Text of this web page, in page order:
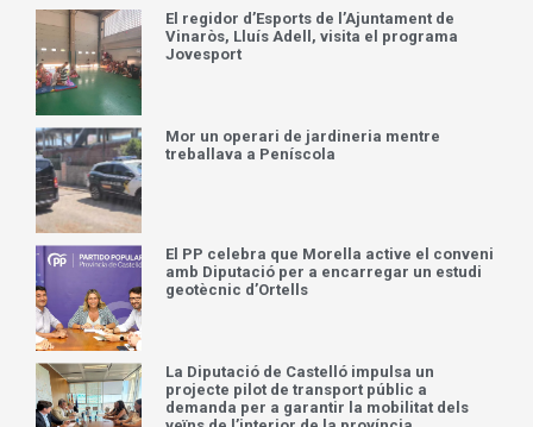
El regidor d’Esports de l’Ajuntament de
Vinaròs, Lluís Adell, visita el programa
Jovesport
Mor un operari de jardineria mentre
treballava a Peníscola
El PP celebra que Morella active el conveni
amb Diputació per a encarregar un estudi
geotècnic d’Ortells
La Diputació de Castelló impulsa un
projecte pilot de transport públic a
demanda per a garantir la mobilitat dels